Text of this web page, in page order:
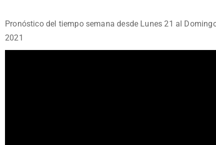
Pronóstico del tiempo semana desde Lunes 21 al
2021